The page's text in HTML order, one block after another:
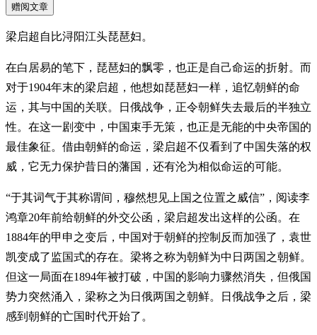
赠阅文章
梁启超自比浔阳江头琵琶妇。
在白居易的笔下，琵琶妇的飘零，也正是自己命运的折射。而
对于1904年末的梁启超，他想如琵琶妇一样，追忆朝鲜的命
运，其与中国的关联。日俄战争，正令朝鲜失去最后的半独立
性。在这一剧变中，中国束手无策，也正是无能的中央帝国的
最佳象征。借由朝鲜的命运，梁启超不仅看到了中国失落的权
威，它无力保护昔日的藩国，还有沦为相似命运的可能。
“于其词气于其称谓间，穆然想见上国之位置之威信”，阅读李
鸿章20年前给朝鲜的外交公函，梁启超发出这样的公函。在
1884年的甲申之变后，中国对于朝鲜的控制反而加强了，袁世
凯变成了监国式的存在。梁将之称为朝鲜为中日两国之朝鲜。
但这一局面在1894年被打破，中国的影响力骤然消失，但俄国
势力突然涌入，梁称之为日俄两国之朝鲜。日俄战争之后，梁
感到朝鲜的亡国时代开始了。